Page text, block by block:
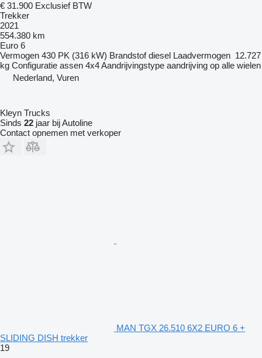
€ 31.900 Exclusief BTW
Trekker
2021
554.380 km
Euro 6
Vermogen 430 PK (316 kW) Brandstof diesel Laadvermogen 12.727
kg Configuratie assen 4x4Aandrijvingstype aandrijving op alle wielen
Nederland, Vuren
Kleyn Trucks
Sinds 22 jaar bij Autoline
Contact opnemen met verkoper
MAN TGX 26.510 6X2 EURO 6 +
SLIDING DISH trekker
19